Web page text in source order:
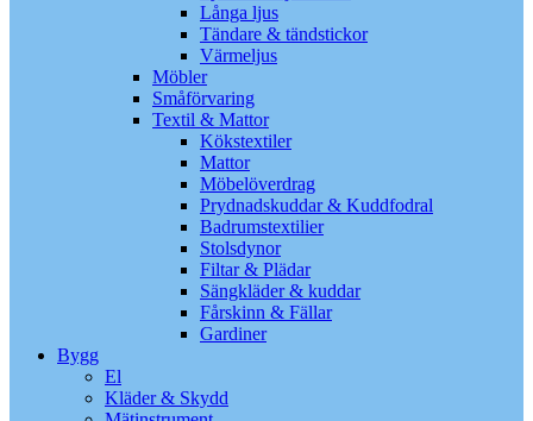
Långa ljus
Tändare & tändstickor
Värmeljus
Möbler
Småförvaring
Textil & Mattor
Kökstextiler
Mattor
Möbelöverdrag
Prydnadskuddar & Kuddfodral
Badrumstextilier
Stolsdynor
Filtar & Plädar
Sängkläder & kuddar
Fårskinn & Fällar
Gardiner
Bygg
El
Kläder & Skydd